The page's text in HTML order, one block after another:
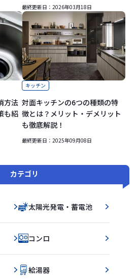
最終更新日： 2026年03月18日
方法
も紹
キッチン
対面キッチンの6つの種類の特
徴とは？メリット・デメリット
も徹底解説！
最終更新日： 2025年09月08日
カテゴリ
太陽光発電・蓄電池
コンロ
給湯器